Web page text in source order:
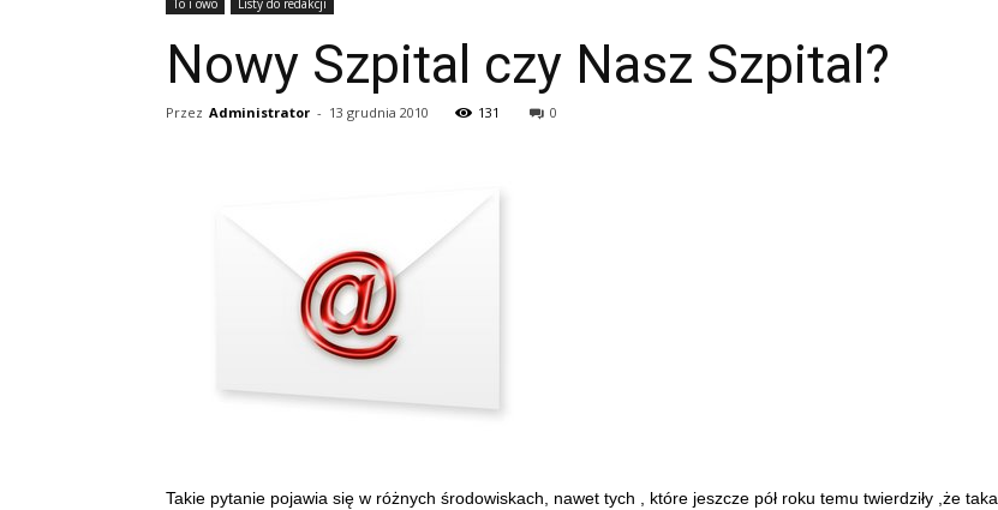
To i owo Listy do redakcji
Nowy Szpital czy Nasz Szpital?
Przez Administrator - 13 grudnia 2010 131 0
Takie pytanie pojawia się w różnych środowiskach, nawet tych , które jeszcze pół roku temu twierdziły ,że taka